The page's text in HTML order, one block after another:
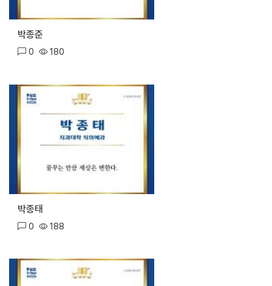
박종준
0 180
박종태
0 188